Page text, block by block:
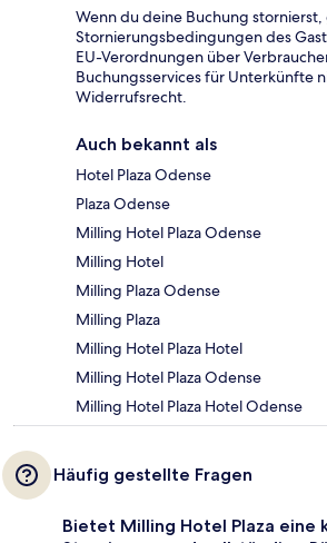
Wenn du deine Buchung
Stornierungsbedingungen des
EU-Verordnungen über
Buchungsservices für Unterkünfte
Widerrufsrecht.
Auch bekannt als
Hotel Plaza Odense
Plaza Odense
Milling Hotel Plaza Odense
Milling Hotel
Milling Plaza Odense
Milling Plaza
Milling Hotel Plaza Hotel
Milling Hotel Plaza Odense
Milling Hotel Plaza Hotel Odense
Häufig gestellte Fragen
Bietet Milling Hotel Plaza eine